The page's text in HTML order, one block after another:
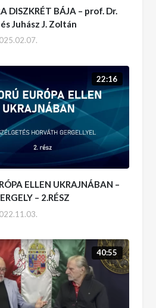
DISZKRÉT BÁJA – prof. Dr.
Juhász J. Zoltán
22:16
ELLEN UKRAJNÁBAN –
– 2.RÉSZ
40:55